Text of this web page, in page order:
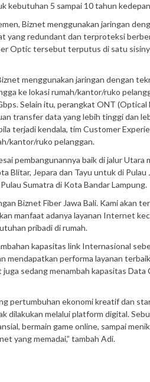
kebutuhan 5 sampai 10 tahun
Biznet menggunakan jaringan
yang redundant dan terproteksi
Optic tersebut terputus di satu
menggunakan jaringan dengan
ke lokasi rumah/kantor/ruko
Selain itu, perangkat ONT
transfer data yang lebih tinggi dan
terjadi kendala, tim Customer
kantor/ruko pelanggan.
pembangunannya baik di jalur Utara
Blitar, Jepara dan Tayu untuk di Pulau
Sumatra di Kota Bandar Lampung.
Biznet Fiber Jawa Bali. Kami akan
manfaat adanya layanan Internet
pribadi di rumah.
kapasitas link Internasional
mendapatkan performa layanan
sedang menambah kapasitas Data
pertumbuhan ekonomi kreatif dan
dilakukan melalui platform digital.
bermain game online, sampai
yang memadai,” tambah Adi.